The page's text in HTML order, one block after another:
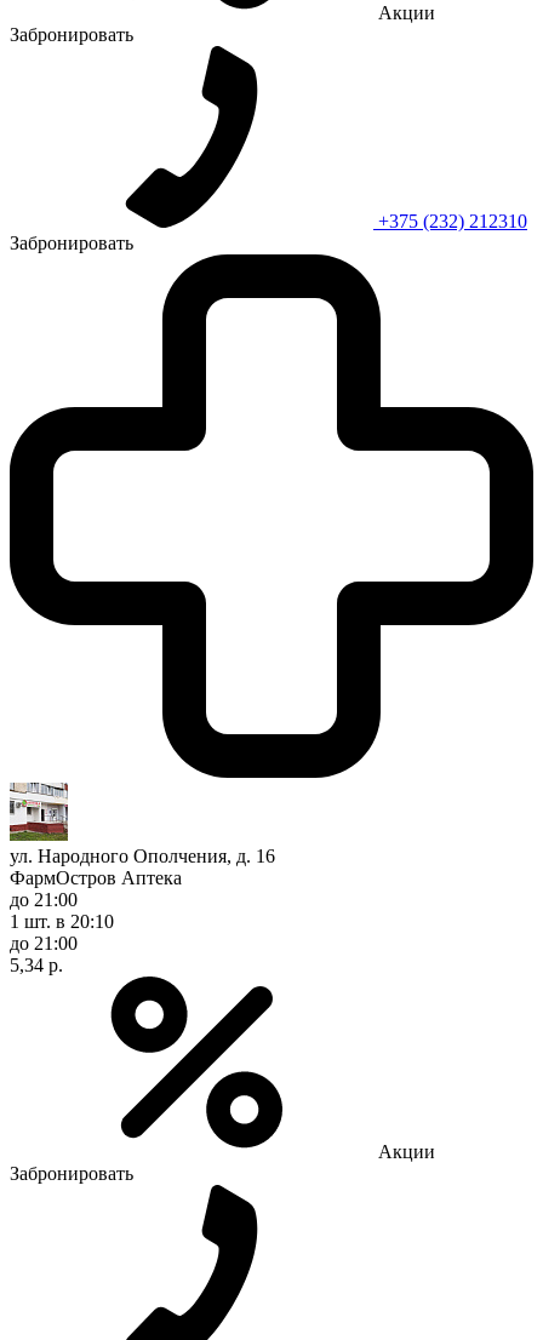
Акции
Забронировать
+375 (232) 212310
Забронировать
ул. Народного Ополчения, д. 16
ФармОстров Аптека
до 21:00
1 шт. в 20:10
до 21:00
5,34 р.
Акции
Забронировать